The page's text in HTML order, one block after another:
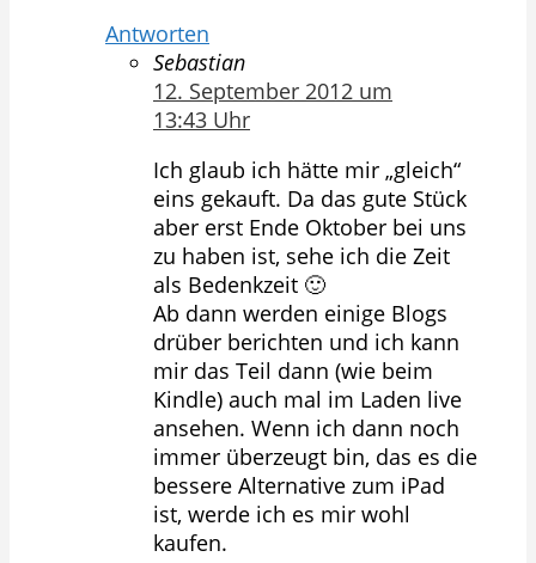
Antworten
Sebastian
12. September 2012 um
13:43 Uhr
Ich glaub ich hätte mir „gleich“
eins gekauft. Da das gute Stück
aber erst Ende Oktober bei uns
zu haben ist, sehe ich die Zeit
als Bedenkzeit 🙂
Ab dann werden einige Blogs
drüber berichten und ich kann
mir das Teil dann (wie beim
Kindle) auch mal im Laden live
ansehen. Wenn ich dann noch
immer überzeugt bin, das es die
bessere Alternative zum iPad
ist, werde ich es mir wohl
kaufen.